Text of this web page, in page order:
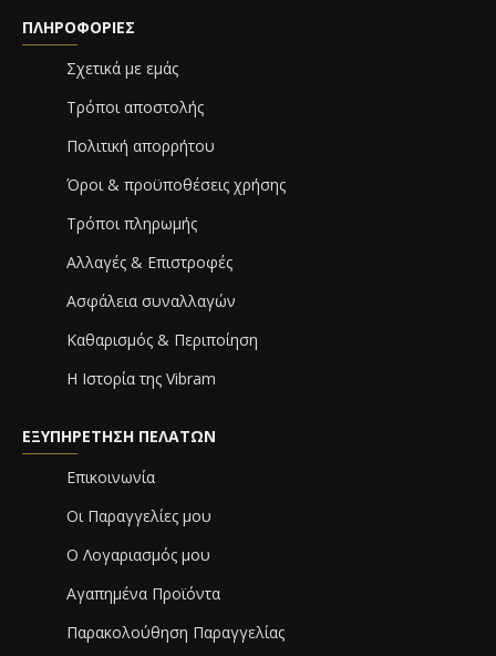
ΠΛΗΡΟΦΟΡΊΕΣ
Σχετικά με εμάς
Τρόποι αποστολής
Πολιτική απορρήτου
Όροι & προϋποθέσεις χρήσης
Τρόποι πληρωμής
Αλλαγές & Επιστροφές
Ασφάλεια συναλλαγών
Καθαρισμός & Περιποίηση
Η Ιστορία της Vibram
ΕΞΥΠΗΡΈΤΗΣΗ ΠΕΛΑΤΏΝ
Επικοινωνία
Οι Παραγγελίες μου
Ο Λογαριασμός μου
Αγαπημένα Προϊόντα
Παρακολούθηση Παραγγελίας